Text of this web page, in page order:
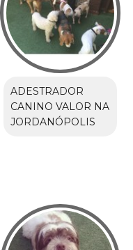
ADESTRADOR
CANINO VALOR NA
JORDANÓPOLIS